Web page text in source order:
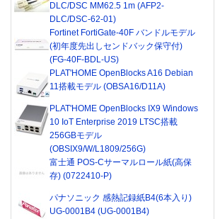
DLC/DSC MM62.5 1m (AFP2-
DLC/DSC-62-01)
Fortinet FortiGate-40F バンドルモデル
(初年度先出しセンドバック保守付)
(FG-40F-BDL-US)
PLAT'HOME OpenBlocks A16 Debian
11搭載モデル (OBSA16/D11A)
PLAT'HOME OpenBlocks IX9 Windows
10 IoT Enterprise 2019 LTSC搭載
256GBモデル
(OBSIX9/W/L1809/256G)
富士通 POS-Cサーマルロール紙(高保
存) (0722410-P)
パナソニック 感熱記録紙B4(6本入り)
UG-0001B4 (UG-0001B4)